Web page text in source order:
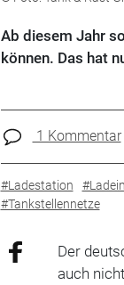
Ab diesem Jahr
können. Das hat
1 Kommentar
#Ladestation
#Tankstellennetze
Der
auch